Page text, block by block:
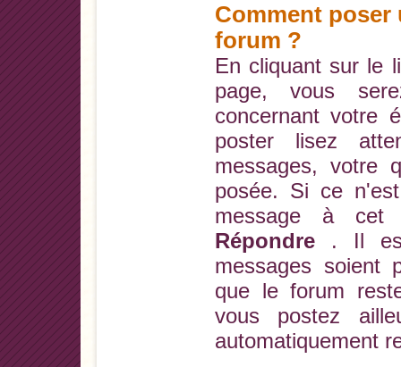
Comment poser
forum ?
En cliquant sur le
page, vous
concernant votre
poster lisez
messages, votre
posée. Si ce
message à cet
Répondre . Il
messages soient
que le forum
vous postez
automatiquement